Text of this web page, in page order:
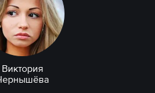
Виктория